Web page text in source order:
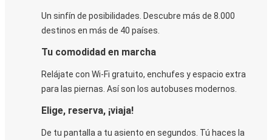
Un sinfín de posibilidades. Descubre más de 8.000
destinos en más de 40 países.
Tu comodidad en marcha
Relájate con Wi-Fi gratuito, enchufes y espacio extra
para las piernas. Así son los autobuses modernos.
Elige, reserva, ¡viaja!
De tu pantalla a tu asiento en segundos. Tú haces la